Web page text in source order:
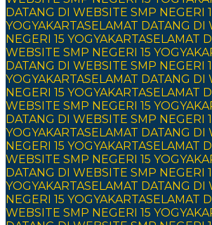
DATANG DI WEBSITE SMP NEGERI
YOGYAKARTASELAMAT DATANG DI
NEGERI 15 YOGYAKARTASELAMAT
WEBSITE SMP NEGERI 15
DATANG DI WEBSITE SMP NEGERI
YOGYAKARTASELAMAT DATANG DI
NEGERI 15 YOGYAKARTASELAMAT
WEBSITE SMP NEGERI 15
DATANG DI WEBSITE SMP NEGERI
YOGYAKARTASELAMAT DATANG DI
NEGERI 15 YOGYAKARTASELAMAT
WEBSITE SMP NEGERI 15
DATANG DI WEBSITE SMP NEGERI
YOGYAKARTASELAMAT DATANG DI
NEGERI 15 YOGYAKARTASELAMAT
WEBSITE SMP NEGERI 15